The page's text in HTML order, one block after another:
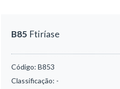
B85 Ftiríase
Código: B853
Classificação: -